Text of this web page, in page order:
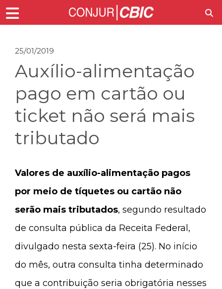
25/01/2019
Auxílio-alimentação
pago em cartão ou
ticket não será mais
tributado
Valores de auxílio-alimentação pagos
por meio de tíquetes ou cartão não
serão mais tributados, segundo resultado
de consulta pública da Receita Federal,
divulgado nesta sexta-feira (25). No início
do mês, outra consulta tinha determinado
que a contribuição seria obrigatória nesses